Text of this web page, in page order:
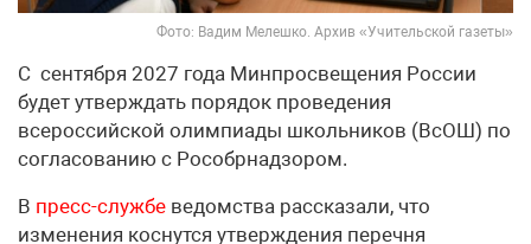
Фото: Вадим Мелешко. Архив «Учительской газеты»
С сентября 2027 года Минпросвещения России
будет утверждать порядок проведения
всероссийской олимпиады школьников (ВсОШ) по
согласованию с Рособрнадзором.
В пресс-службе ведомства рассказали, что
изменения коснутся утверждения перечня